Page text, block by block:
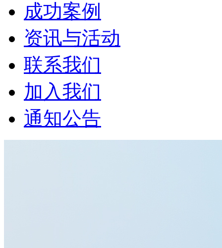
成功案例
资讯与活动
联系我们
加入我们
通知公告